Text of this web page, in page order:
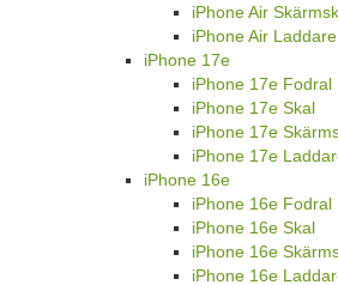
iPhone Air
iPhone Air
iPhone 17e
iPhone 17e Fodral
iPhone 17e Skal
iPhone 17e
iPhone 17e
iPhone 16e
iPhone 16e Fodral
iPhone 16e Skal
iPhone 16e
iPhone 16e